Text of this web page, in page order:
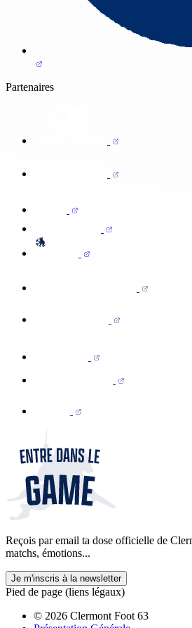
Partenaires
Reçois par email ta dose officielle de
matchs, émotions...
Je m'inscris à la newsletter
Pied de page (liens légaux)
© 2026 Clermont Foot 63